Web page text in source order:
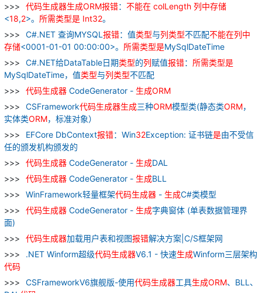
代码生成器生成ORM报错： 不能在 colLength 列中存储
<18,2>。 所需类型是 Int32。
C#.NET 查询MYSQL 报错：值类型与列类型不匹配不能在列中
存储<0001-01-01 00:00:00>。 所需类型是MySqlDateTime
C#.NET给DataTable日期类型的列赋值报错： 所需类型是
MySqlDateTime，值类型与列类型不匹配
代码生成器 CodeGenerator - 生成ORM
CSFramework代码生成器生成三种ORM模型类(静态类ORM，
实体类ORM，标准对象）
EFCore DbContext报错：Win32Exception: 证书链是由不受信
任的颁发机构颁发的
代码生成器 CodeGenerator - 生成DAL
代码生成器 CodeGenerator - 生成BLL
WinFramework轻量框架代码生成器 - 生成C#类模型
代码生成器 CodeGenerator - 生成字典窗体 (单表数据管理界
面)
代码生成器加载用户表和视图报错解决方案|C/S框架网
.NET Winform超级代码生成器V6.1 - 快速生成Winform三层架构
代码
CSFrameworkV6旗舰版-使用代码生成器工具生成ORM、BLL、